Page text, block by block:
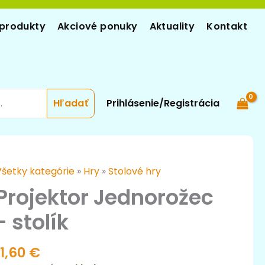
Akciové ponuky Aktuality Kontakt
Prihlásenie/Registrácia
kategórie » Hry »Stolové hry
Jednorožec
stolík
€
Projektor
Jednorožec
stolík